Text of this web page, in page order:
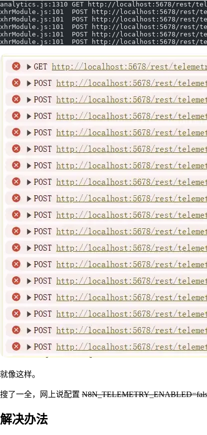
analytics.js:1310 GET http://localhost:5678/rest/
xhrModule.js:101  POST http://localhost:5678/rest/
xhrModule.js:101  POST http://localhost:5678/rest/
xhrModule.js:101  POST http://localhost:5678/rest/
xhrModule.js:101  POST http://localhost:5678/rest/
xhrModule.js:101  POST http://localhost:5678/rest/
就像这样。
搜了一全，网上说配置
解决办法